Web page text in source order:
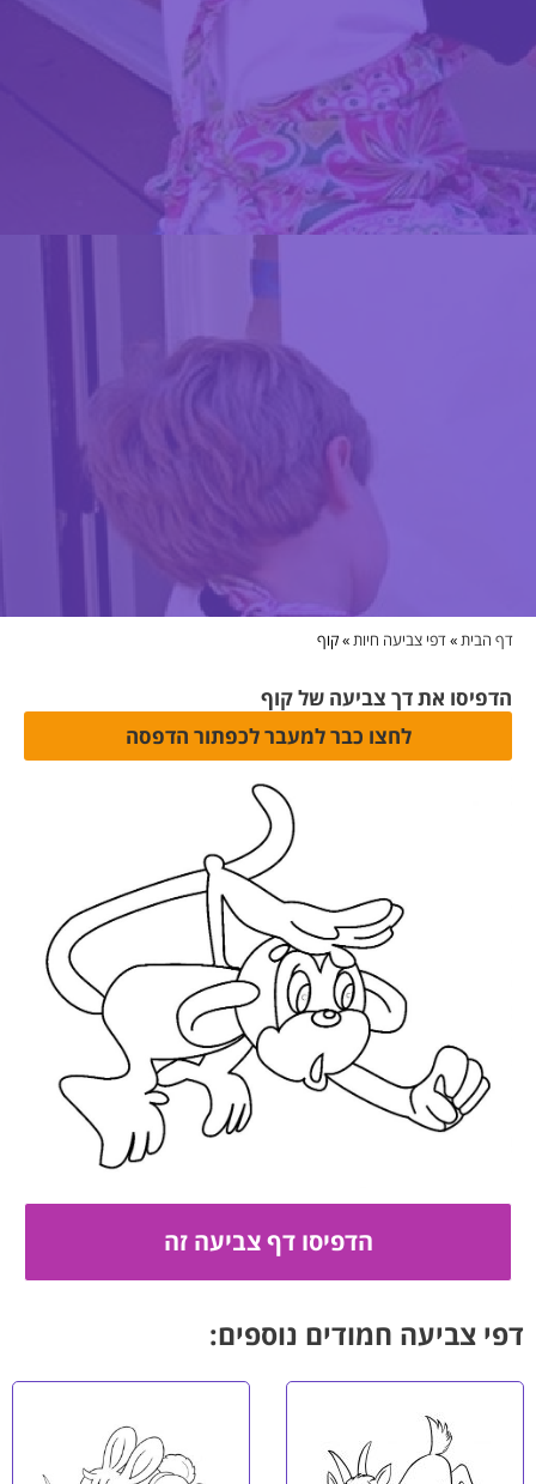
דף הבית»דפי צביעה חיות»קוף
הדפיסו את דך צביעה של קוף
לחצו כבר למעבר לכפתור הדפסה
דפי צביעה חמודים נוספים: